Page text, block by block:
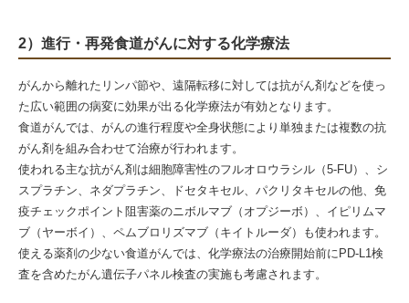
2）進行・再発食道がんに対する化学療法
がんから離れたリンパ節や、遠隔転移に対しては抗がん剤などを使っ
た広い範囲の病変に効果が出る化学療法が有効となります。
食道がんでは、がんの進行程度や全身状態により単独または複数の抗
がん剤を組み合わせて治療が行われます。
使われる主な抗がん剤は細胞障害性のフルオロウラシル（5-FU）、シ
スプラチン、ネダプラチン、ドセタキセル、パクリタキセルの他、免
疫チェックポイント阻害薬のニボルマブ（オプジーボ）、イピリムマ
ブ（ヤーボイ）、ペムブロリズマブ（キイトルーダ）も使われます。
使える薬剤の少ない食道がんでは、化学療法の治療開始前にPD-L1検
査を含めたがん遺伝子パネル検査の実施も考慮されます。